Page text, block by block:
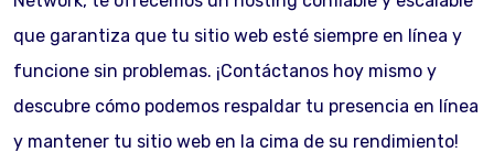
que garantiza que tu sitio web esté siempre en línea y
funcione sin problemas. ¡Contáctanos hoy mismo y
descubre cómo podemos respaldar tu presencia en línea
y mantener tu sitio web en la cima de su rendimiento!